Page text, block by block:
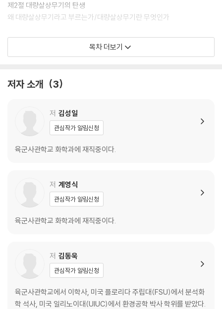
보게 될 수도 있다.
을 통해서도 많은 정보를 얻을 수 있다. 그러나 화학무기, 핵무기, 생물무기
를 모두 아우르는 책은 찾아보기 어렵다. 대량살상무기 탄생의 역사, 관련
을 통해 체계적이고 포괄적인 관점에서 대량살상무기를 통찰력 있게 바라
제1장은 대량살상무기와 과학기술의 관계, 인도주의적 국제규범과 제도에
의한 대량살상무기의 규제에 대한 이론적 프로세스를 설명한다. 제2장부
터 4장까지는 대량살상무기의 개발 역사, 종류와 특성을 과학기술적 측면
5장은 대량살상무기의 미래와 그 위협 양상을 살펴보고, 이러한 위협을 최
소화하거나 제거하기 위한 노력을 제언하였다.
제2절 대량살상무기의 탄생
왜 대량살상무기라고 부르는가/대량살상무기란 무엇인가
제3절 대량살상무기의 확산 통제
비도덕적인 무기란 무엇인가/국제인도법으로 사용을 금지한 전투수단(무
제2장 생물학무기(Biological Weapons)
제1절 생물학무기의 탄생
생물학무기란 무엇인가/생물학무기는 어떻게 사용되었는가/생물학무기
의 특징/생물학무기의 종류
(Verification Protocol) 마련을 위한 국제 협력/참고문헌
제3장 화학무기
화학작용제란 무엇인가
제2절 화학무기의 확산 통제
화학무기의 사용 금지를 위한 노력/화학무기금지협약/ 화학무기금지기
구/세계 각국의 화학무기 폐기 노력/OPCW의 화학무기 사용 조사: 시리
목차 더보기
저자 소개 3
저 김성일
관심작가 알림신청
육군사관학교 화학과에 재직중이다.
저 계영식
관심작가 알림신청
육군사관학교 화학과에 재직중이다.
저 김동욱
관심작가 알림신청
육군사관학교에서 이학사, 미국 플로리다 주립대(FSU)에서 분석화
학 석사, 미국 일리노이대(UIUC)에서 환경공학 박사 학위를 받았다.